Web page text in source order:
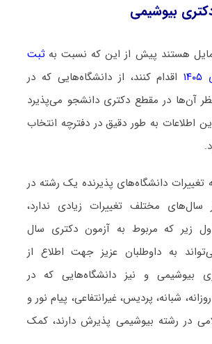
بیوشیمی
مایل هستند پیش از این که نسبت به ثبت
اقدام کنند، از دانشگاه‌هایی که در
آن‌ها در مقطع دکتری دانشجو می‌پذیرد
اطلاعات به طور دقیق در دفترچه انتخاب
تغییرات دانشگاه‌های پذیرنده یک رشته در
مختلف تغییرات زیادی ندارد،
زیر که مربوط به آزمون دکتری سال
به داوطلبان عزیز جهت اطلاع از
بیوشیمی و نیز دانشگاه‌هایی که در
شبانه، پردیس، غیرانتفاعی، پیام نور و
در رشته بیوشیمی پذیرش دارند، کمک